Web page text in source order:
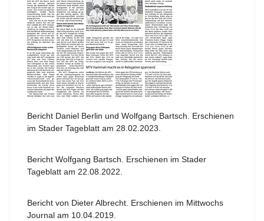
Bericht Daniel Berlin und Wolfgang Bartsch. Erschienen
im Stader Tageblatt am 28.02.2023.
Bericht Wolfgang Bartsch. Erschienen im Stader
Tageblatt am 22.08.2022.
Bericht von Dieter Albrecht. Erschienen im Mittwochs
Journal am 10.04.2019.